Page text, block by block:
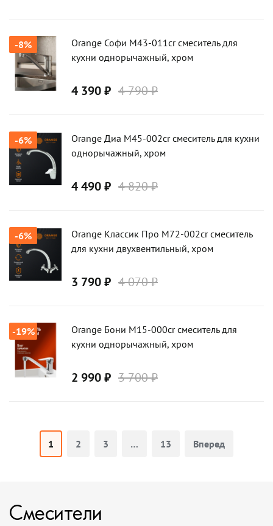
-8%
Orange Софи M43-011cr смеситель для
кухни однорычажный, хром
4 390 ₽ 4 790 ₽
-6%
Orange Диа M45-002cr смеситель для кухни
однорычажный, хром
4 490 ₽ 4 820 ₽
-6%
Orange Классик Про M72-002cr смеситель
для кухни двухвентильный, хром
3 790 ₽ 4 070 ₽
-19%
Orange Бони M15-000cr смеситель для
кухни однорычажный, хром
2 990 ₽ 3 700 ₽
1 2 3 … 13 Вперед
Смесители